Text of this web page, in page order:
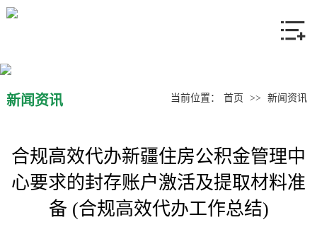
产品中心
联系我们
新闻资讯 当前位置： 首页 >> 新闻资讯
合规高效代办新疆住房公积金管理中
心要求的封存账户激活及提取材料准
备 (合规高效代办工作总结)